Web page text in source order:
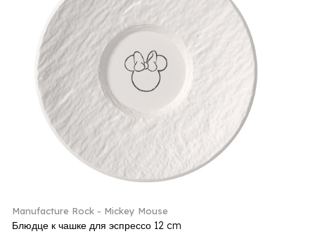
Manufacture Rock - Mickey Mouse
Блюдце к чашке для эспрессо 12 cm